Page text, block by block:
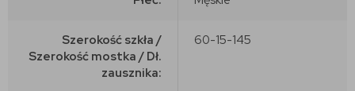
Szerokość szkła /
Szerokość mostka / Dł.
zausznika:
60-15-145